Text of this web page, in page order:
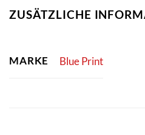
ZUSÄTZLICHE
MARKE Blue Print